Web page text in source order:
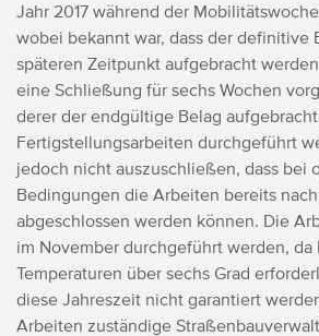
Jahr 2017 während der
wobei bekannt war, dass der definitive
späteren Zeitpunkt aufgebracht
eine Schließung für sechs Wochen
derer der endgültige Belag
Fertigstellungsarbeiten durchgeführt
jedoch nicht auszuschließen, dass bei
Bedingungen die Arbeiten bereits
abgeschlossen werden können. Die
im November durchgeführt werden, da
Temperaturen über sechs Grad
diese Jahreszeit nicht garantiert
Arbeiten zuständige